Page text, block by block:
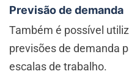
Previsão de demanda
Também é possível
previsões de demanda
escalas de trabalho.